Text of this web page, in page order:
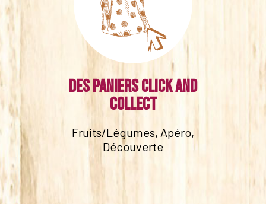
Des paniers click and
collect
Fruits/Légumes, Apéro,
Découverte